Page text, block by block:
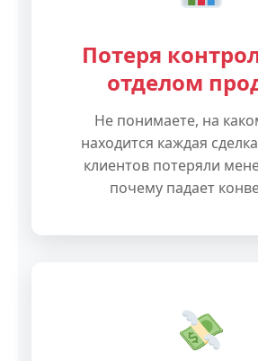
Потеря
отделом
Не понимаете, на
находится каждая
клиентов потеряли
почему падает